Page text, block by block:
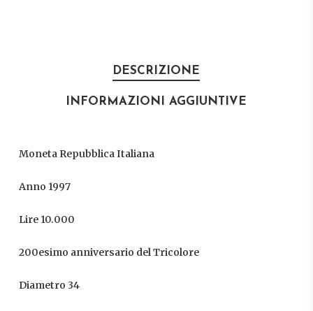
DESCRIZIONE
INFORMAZIONI AGGIUNTIVE
Moneta Repubblica Italiana
Anno 1997
Lire 10.000
200esimo anniversario del Tricolore
Diametro 34